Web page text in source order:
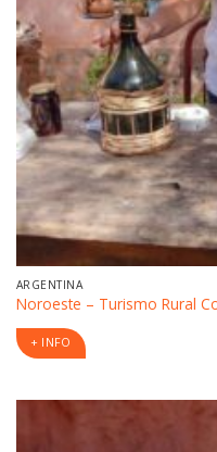
ARGENTINA
Noroeste – Turismo Rural
+ INFO